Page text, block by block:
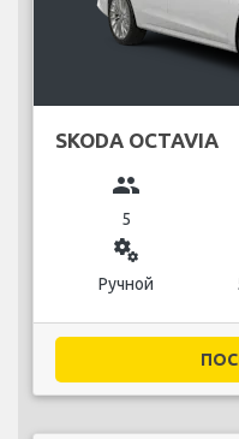
SKODA OCTAVIA
group
5
miscellaneous_services
Ручной